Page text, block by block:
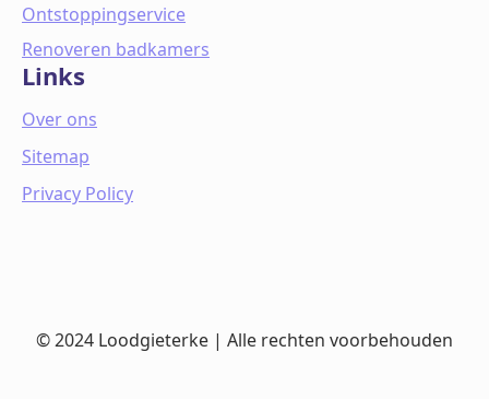
Ontstoppingservice
Renoveren badkamers
Links
Over ons
Sitemap
Privacy Policy
© 2024 Loodgieterke | Alle rechten voorbehouden